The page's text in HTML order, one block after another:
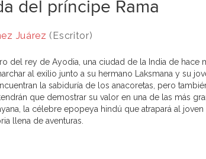
del príncipe Rama
Juárez (Escritor)
del rey de Ayodia, una ciudad de la India de hace
al exilio junto a su hermano Laksmana y su
la sabiduría de los anacoretas, pero
que demostrar su valor en una de las más
la célebre epopeya hindú que atrapará al
llena de aventuras.